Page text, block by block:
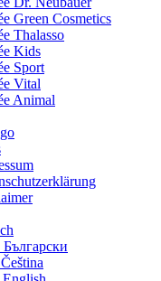
Green Cosmetics
Thalasso
Kids
Sport
Vital
Animal
Български
Čeština‎